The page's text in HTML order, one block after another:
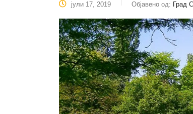
јули 17, 2019 Објавено од: Град